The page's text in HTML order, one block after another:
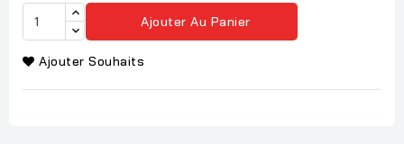
Ajouter Au Panier
Ajouter Souhaits